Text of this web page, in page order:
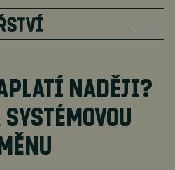
NADĚJI?